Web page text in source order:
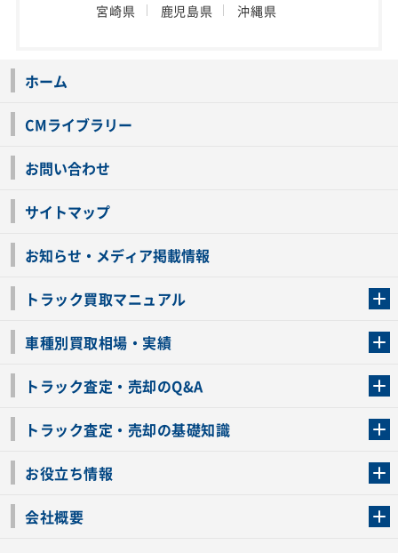
宮崎県
鹿児島県 沖縄県
ホーム
CMライブラリー
お問い合わせ
サイトマップ
お知らせ・メディア掲載情報
トラック買取マニュアル
車種別買取相場・実績
トラック査定・売却のQ&A
トラック査定・売却の基礎知識
お役立ち情報
会社概要